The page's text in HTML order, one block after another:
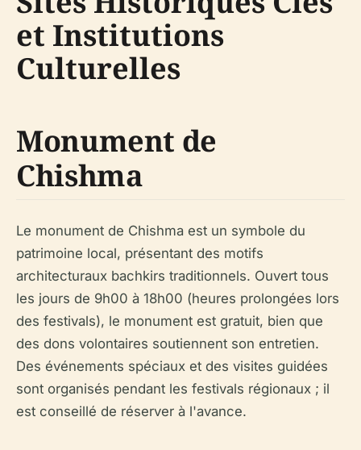
et Institutions
Culturelles
Monument de
Chishma
Le monument de Chishma est un symbole du
patrimoine local, présentant des motifs
architecturaux bachkirs traditionnels. Ouvert tous
les jours de 9h00 à 18h00 (heures prolongées lors
des festivals), le monument est gratuit, bien que
des dons volontaires soutiennent son entretien.
Des événements spéciaux et des visites guidées
sont organisés pendant les festivals régionaux ; il
est conseillé de réserver à l'avance.